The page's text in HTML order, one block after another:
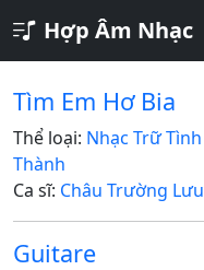
Hợp Âm Nhạc
Tìm Em Hơ Bia
Thể loại: Nhạc Trữ Tình
Thành
Ca sĩ: Châu Trường Lưu
Guitare